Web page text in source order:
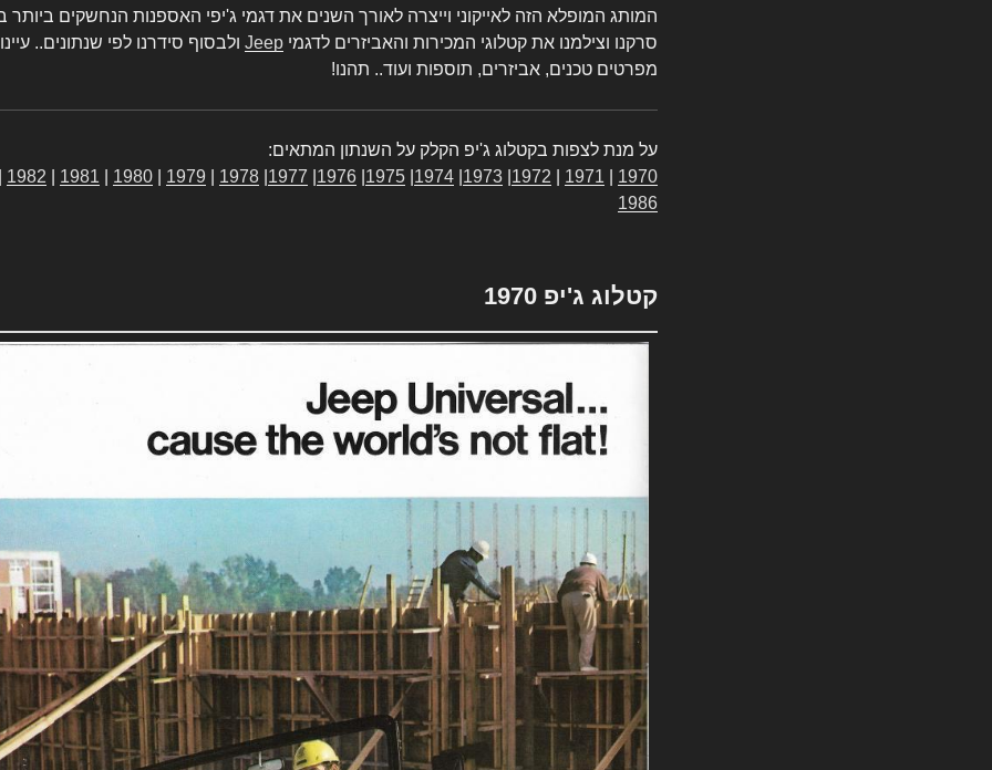
המותג המופלא הזה לאייקוני וייצרה לאורך השנים את דגמי ג'יפי האספנות הנחשקים
סרקנו וצילמנו את קטלוגי המכירות והאביזרים לדגמי Jeep ולבסוף סידרנו לפי שנתונים..
מפרטים טכנים, אביזרים, תוספות ועוד.. תהנו!
על מנת לצפות בקטלוג ג'יפ הקלק על השנתון המתאים:
1970
1971
1972
1973
1974
1975
1976
1977
1978
1979
1980
1981
1982
1986
קטלוג ג'יפ 1970